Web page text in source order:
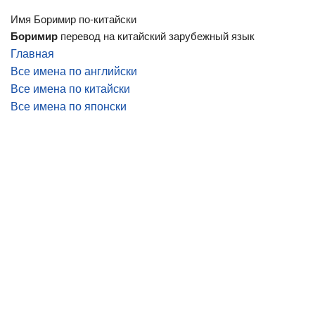
Имя Боримир по-китайски
Боримир перевод на китайский зарубежный язык
Главная
Все имена по английски
Все имена по китайски
Все имена по японски